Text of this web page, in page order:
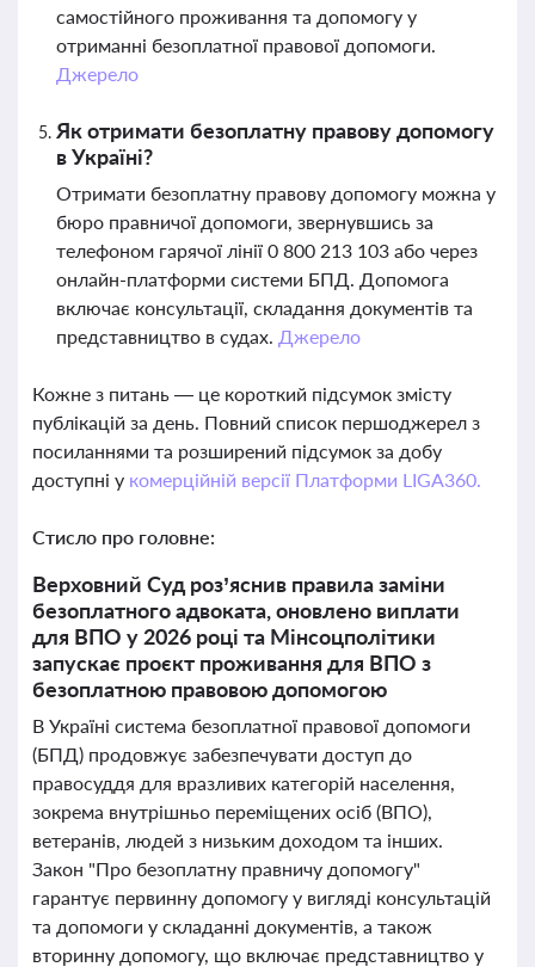
самостійного проживання та допомогу у
отриманні безоплатної правової допомоги.
Джерело
Як отримати безоплатну правову допомогу
в Україні?
Отримати безоплатну правову допомогу можна у
бюро правничої допомоги, звернувшись за
телефоном гарячої лінії 0 800 213 103 або через
онлайн-платформи системи БПД. Допомога
включає консультації, складання документів та
представництво в судах. Джерело
Кожне з питань — це короткий підсумок змісту
публікацій за день. Повний список першоджерел з
посиланнями та розширений підсумок за добу
доступні у комерційній версії Платформи LIGA360.
Стисло про головне:
Верховний Суд роз’яснив правила заміни
безоплатного адвоката, оновлено виплати
для ВПО у 2026 році та Мінсоцполітики
запускає проєкт проживання для ВПО з
безоплатною правовою допомогою
В Україні система безоплатної правової допомоги
(БПД) продовжує забезпечувати доступ до
правосуддя для вразливих категорій населення,
зокрема внутрішньо переміщених осіб (ВПО),
ветеранів, людей з низьким доходом та інших.
Закон "Про безоплатну правничу допомогу"
гарантує первинну допомогу у вигляді консультацій
та допомоги у складанні документів, а також
вторинну допомогу, що включає представництво у